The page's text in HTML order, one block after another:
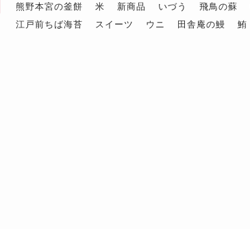
熊野本宮の釜餅 米 新商品 いづう 飛鳥の蘇
江戸前ちば海苔
スイーツ ウニ 田舎庵の鰻 鮪